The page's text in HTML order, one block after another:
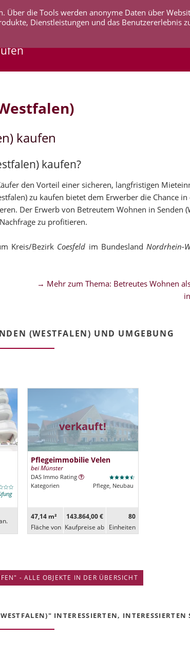
Über die Tools werden anonyme Daten über
Dienstleistungen und das Benutzererlebnis
UNTERNEHMEN SERVICE
kaufen
kaufen?
den Vorteil einer sicheren, langfristigen
zu kaufen bietet dem Erwerber die Chance
Der Erwerb von Betreutem Wohnen in Senden
zu profitieren.
Kreis/Bezirk Coesfeld im BundeslandNordrhein-
→ Mehr zum Thema: Betreutes Wohnen
(WESTFALEN) UND UMGEBUNG
verkauft!
Pflegeimmobilie Velen
bei Münster
DAS Immo Rating
Kategorien
Pflege, Neubau
47,14 m²
Fläche von
143.864,00 €
Kaufpreise ab
80
Ein­heiten
- ALLE OBJEKTE IN DER ÜBERSICHT
INTERESSIERTEN,